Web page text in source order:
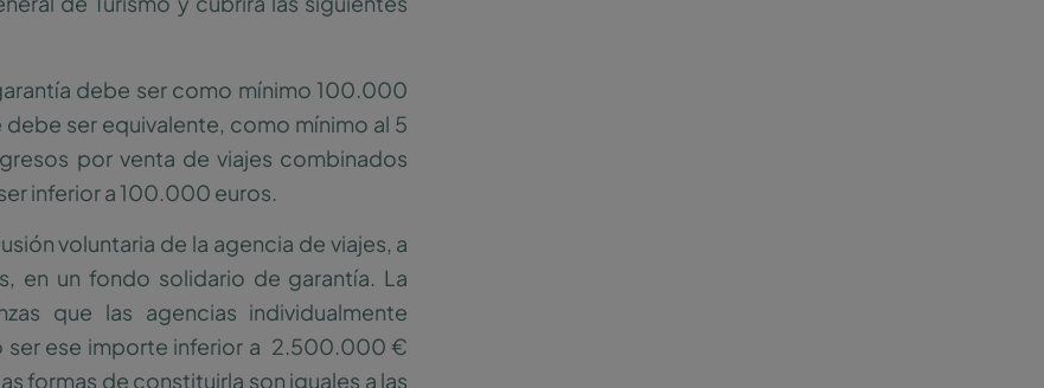
debe ser como mínimo 100.000
ser equivalente, como mínimo al 5
por venta de viajes combinados
inferior a 100.000 euros.
voluntaria de la agencia de viajes, a
en un fondo solidario de garantía. La
que las agencias individualmente
ser ese importe inferior a 2.500.000 €
formas de constituirla son iguales a las